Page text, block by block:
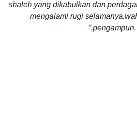
shaleh yang dikabulkan dan
mengalami rugi
pengampun,